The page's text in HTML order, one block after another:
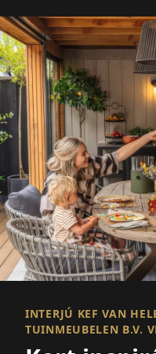
INTERJÚ KEF VAN
TUINMEUBELEN B.V.